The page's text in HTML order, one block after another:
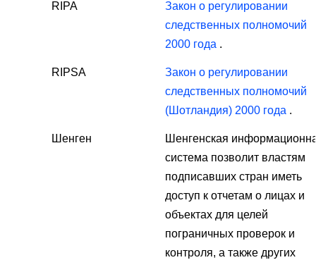
RIPA
Закон о регулировании
следственных полномочий
2000 года .
RIPSA
Закон о регулировании
следственных полномочий
(Шотландия) 2000 года .
Шенген
Шенгенская
система позволит властям
подписавших стран иметь
доступ к отчетам о лицах и
объектах для целей
пограничных проверок и
контроля, а также других